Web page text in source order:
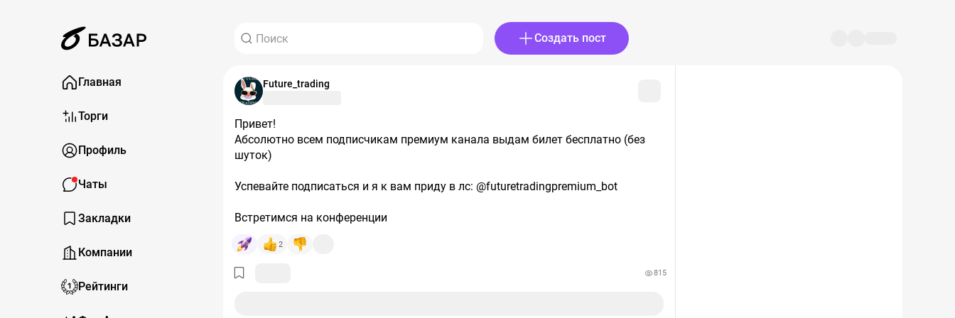
Создать пост
Главная
Торги
Профиль
Чаты
Закладки
Компании
Рейтинги
Future_trading
Привет!
Абсолютно всем подписчикам премиум канала выдам билет бесплатно (без
шуток)
Успевайте подписаться и я к вам приду в лс: @futuretradingpremium_bot
Встретимся на конференции
2
815